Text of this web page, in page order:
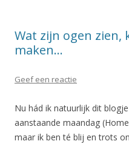
Wat zijn ogen zien,
maken…
Geef een reactie
Nu hád ik natuurlijk dit
aanstaande maandag
maar ik ben té blij en trots